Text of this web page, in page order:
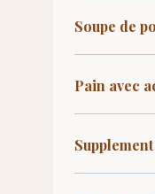
Soupe de
Pain avec